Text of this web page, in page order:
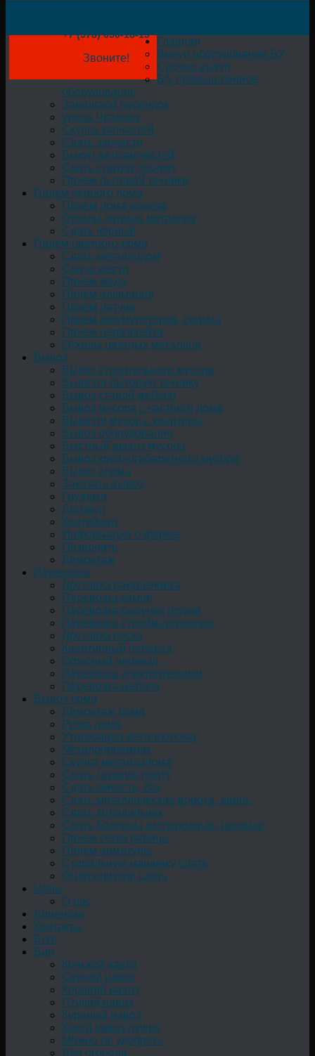
+7 (978) 050-18-19
Звоните!
Главная
Выкуп оборудования БУ
Срочно выкуп
Б/у промышленное
оборудование
Заводской переулок
улица Чкалова
Скупка запчастей
Сдать запчасти
Выкуп автозапчастей
Сдать старую технику
Прием бытовой техники
Прием черного лома
Приём лома железа
Отходы черных металлов
Сдать чёрный
Прием цветного лома
Сдать металлолом
Сдача жести
Прием меди
Прием алюминия
Прием латуни
Прием аккумуляторов, свинца
Прием нержавейки
Отходы цветных металлов
Вывоз
Вывоз строительного мусора
Вывезти бытовую технику
Вывоз старой мебели
Вывоз мусора с частного дома
Вывезти мусор с квартиры
Вывоз оборудования
Быстрый вывоз мусора
Вывоз крупногабаритного мусора
Вывоз хлама
Заказать вывоз
Грузчики
Договор
Контейнер
Информация о фирме
Позвонить
Демонтаж
Перевозка
Доставка ракушечника
Перевозка камня
Перевозка сыпучих грузов
Перевозка стройматериалов
Доставка песка
Квартирный переезд
Офисный переезд
Перевозка электротехники
Перевозка мебели
Вывоз лома
Демонтаж лома
Резка лома
Утилизация металлолома
Металоприемник
Скупка металлолома
Сдать газовую плиту
Сдать емкость, бак
Cдать металлические ворота, дверь
Сдать холодильник
Сдать баллоны кислородные, газовые
Прием сетки рабицы
Прием арматуры
Стиральную машинку сдать
Огнетушители сдать
Цены
О нас
Лицензия
Контакты
Блог
Био
Конский навоз
Свиной навоз
Коровий навоз
Птичий навоз
Куриный навоз
Какой навоз лучше
Можно ли удобрять
Для огорода